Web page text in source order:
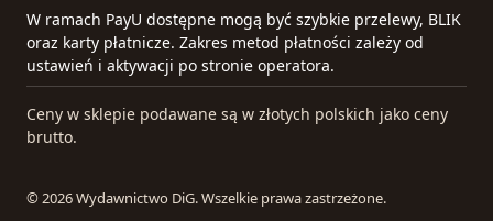
W ramach PayU dostępne mogą być szybkie przelewy, BLIK
oraz karty płatnicze. Zakres metod płatności zależy od
ustawień i aktywacji po stronie operatora.
Ceny w sklepie podawane są w złotych polskich jako ceny
brutto.
© 2026 Wydawnictwo DiG. Wszelkie prawa zastrzeżone.